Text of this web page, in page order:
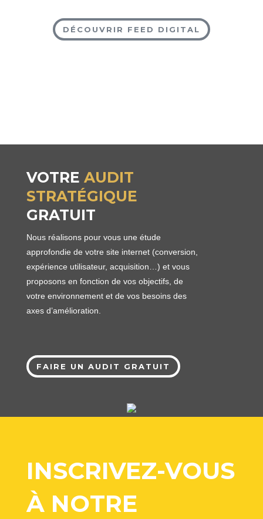
DÉCOUVRIR FEED DIGITAL
VOTRE AUDIT
STRATÉGIQUE
GRATUIT
Nous réalisons pour vous une étude
approfondie de votre site internet (conversion,
expérience utilisateur, acquisition…) et vous
proposons en fonction de vos objectifs, de
votre environnement et de vos besoins des
axes d’amélioration.
FAIRE UN AUDIT GRATUIT
INSCRIVEZ-VOUS
À NOTRE